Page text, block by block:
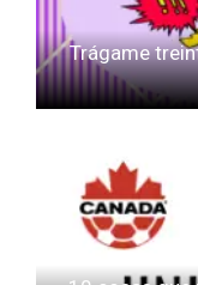
Trágame